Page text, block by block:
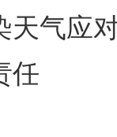
气应
任